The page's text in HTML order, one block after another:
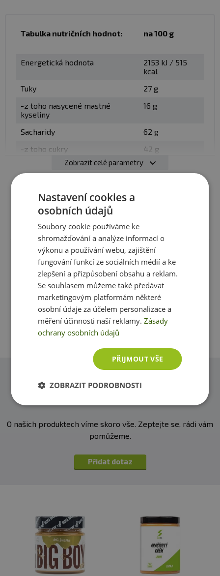
Upozornění:Skladujte v suchu a při teplotě do 25 °C.
mrazem. Výrobce neručí za vady vzniklé nevhodným
skladováním a použitím.
produktu tučně
Tabulka nutričních hodnot: na 100 g
Energetická hodnota
2153 kJ / 515
kcal
Tuky
27 g
-z toho nasycené mastné
kyseliny
16 g
Sacharidy
62 g
-z toho cukry
42 g
1,2 g
Složení:
Bílá čokoláda se smetanou 73 % (cukr, kakaové máslo,
mlékoplnotučné, kakaová hmota, sušená
smetana7,5 %, emulgátor:sojovýlecitin, přírodní
vanilkový extrakt), solené mini preclíky 27 % (
mouka, jedlá sůl 4,5 %, řepkový olej, pšeničný
pekařské droždí, kypřicí látka: uhličitany sodné,
regulátor kyselosti: hydroxid sodný).Může obsahovat
stopy skořápkových plodů.
Zobrazit celé parametry
Recenze Produkt zatím nikdo nehodnotil
Máte s produktem zkušenost? Napište recenzi a
pomozte tak ostatním zákazníkům s rozhodováním.
Děkujeme :-)
Přidat vlastní hodnocení
Dotazy
O našich produktech víme skoro vše. Zeptejte se, rádi vám
pomůžeme.
Přidat dotaz
Nastavení cookies a
osobních údajů
Soubory cookie používáme ke
shromažďování a analýze informací o
výkonu a používání webu, zajištění
fungování funkcí ze sociálních médií a ke
zlepšení a přizpůsobení obsahu a reklam.
Se souhlasem můžeme také předávat
marketingovým platformám některé
osobní údaje za účelem personalizace a
měření účinnosti naší reklamy.Zásady
ochrany osobních údajů
PŘIJMOUT VŠE
ZOBRAZIT PODROBNOSTI